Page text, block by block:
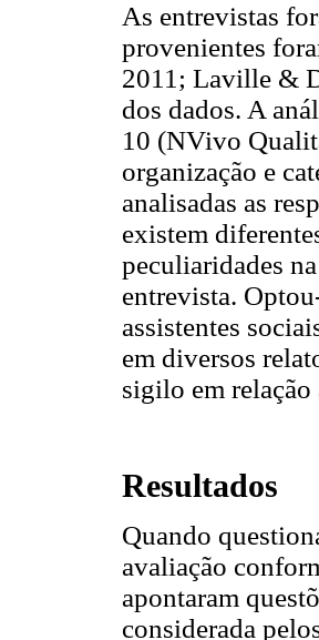
As entrevistas
provenientes
2011; Laville &
dos dados. A
10 (NVivo
organização e
analisadas as
existem
peculiaridades
entrevista.
assistentes
em diversos
sigilo em
Resultados
Quando
avaliação
apontaram
considerada